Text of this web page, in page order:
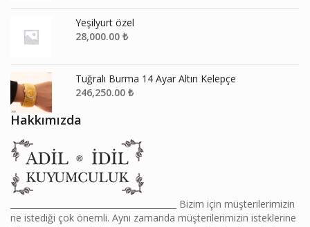
Yeşilyurt özel
28,000.00 ₺
Tuğralı Burma 14 Ayar Altın Kelepçe
246,250.00 ₺
Hakkımızda
________________________________________ Bizim için müşterilerimizin
ne istediği çok önemli. Aynı zamanda müşterilerimizin isteklerine